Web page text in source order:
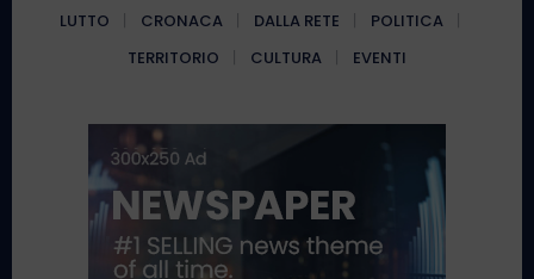
LUTTO CRONACA DALLA RETE
POLITICA
TERRITORIO
CULTURA EVENTI